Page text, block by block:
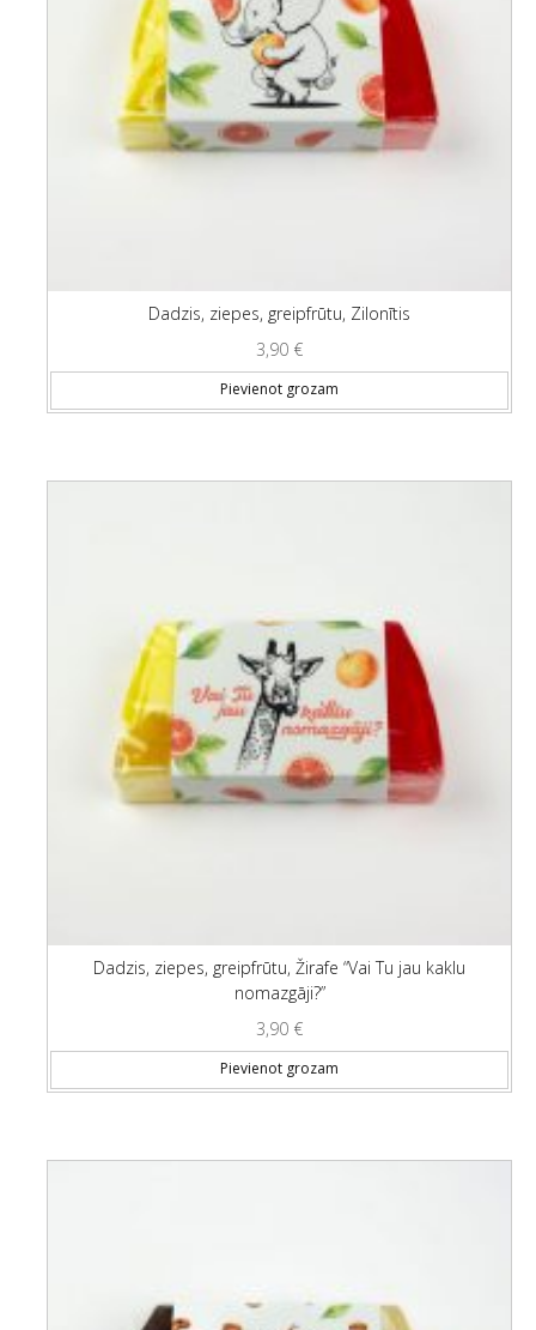
Dadzis, ziepes, greipfrūtu, Zilonītis
3,90 €
Pievienot grozam
Dadzis, ziepes, greipfrūtu, Žirafe “Vai Tu jau kaklu
nomazgāji?”
3,90 €
Pievienot grozam